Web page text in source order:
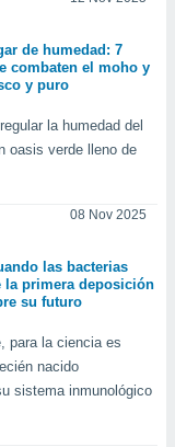
de humedad: 7
combaten el moho y
y puro
la humedad del
oasis verde lleno de
08 Nov 2025
las bacterias
la primera deposición
su futuro
para la ciencia es
nacido
sistema inmunológico